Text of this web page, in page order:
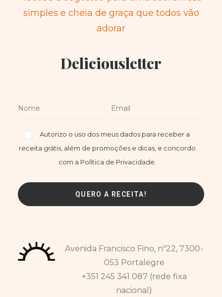
simples e cheia de graça que todos vão
adorar
Deliciousletter
Autorizo o uso dos meus dados para receber a
receita grátis, além de promoções e dicas, e concordo
com a Política de Privacidade.
Avenida Francisco Fino, nº22, 7300-
053 Portalegre
+351 245 341 087 (rede fixa
nacional)